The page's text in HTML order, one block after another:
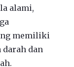
alami,
memiliki
dan